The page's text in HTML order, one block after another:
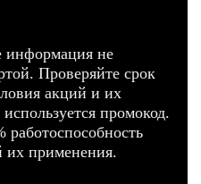
информация не
Проверяйте срок
акций и их
промокод.
их применения.